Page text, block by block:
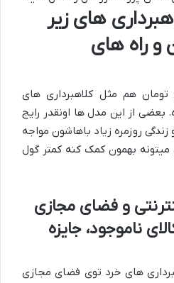
های زیر
و راه های
زیر ۱۰۰ میلیون تومان هم مثل کلاهبرداری های
بعضی از این مدل ها اونقدر رایج
روزمره زیاد باهاشون مواجه
بهمون کمک کنه کمتر گول
و فضای مجازی
ناموجود، جایزه
های خرد توی فضای مجازی